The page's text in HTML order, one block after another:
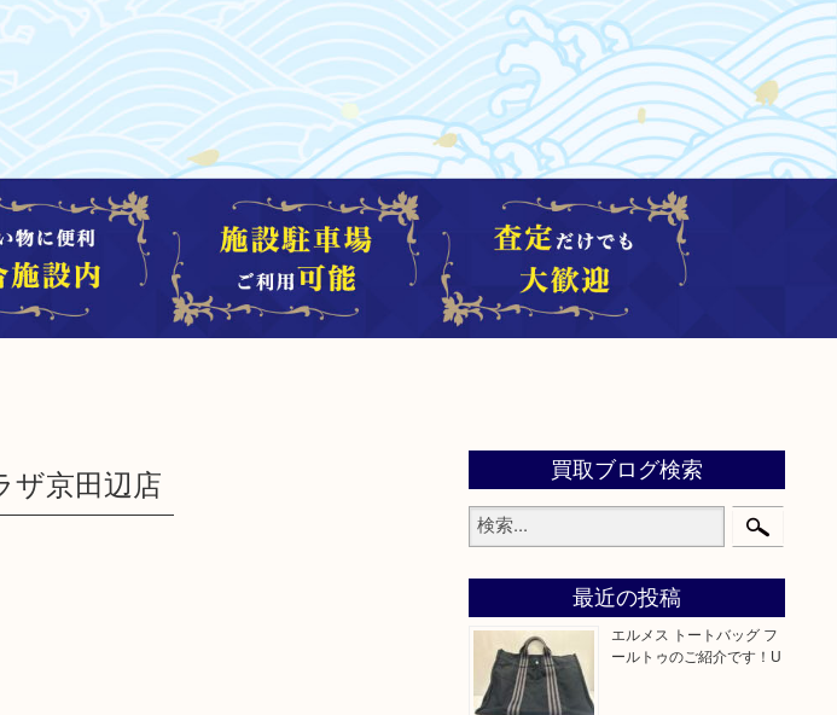
ザ京田辺店 買取ブログ検索
最近の投稿
エルメス トートバッグ フ
ールトゥのご紹介です！U